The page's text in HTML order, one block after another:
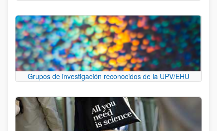
Grupos de investigación reconocidos de la UPV/EHU